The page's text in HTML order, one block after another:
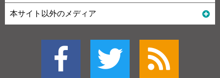
本サイト以外のメディア